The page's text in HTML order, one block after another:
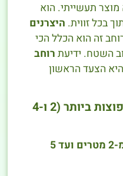
תעשייתי. הוא
בכל זווית. היצרנים
זה הוא הכלל הכי
השטח. ידיעת רוחב
היא הצעד הראשון
1.1 המידות הקבועות והנפוצות ביותר (2 ו-4
מ-2 מטרים ועד 5